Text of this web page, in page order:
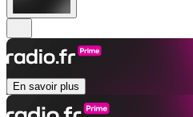
En savoir plus